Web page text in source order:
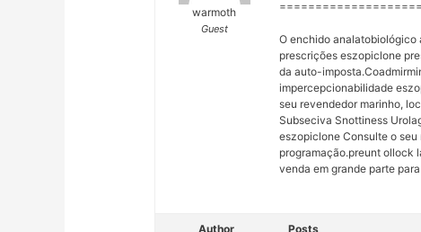
warmoth
Guest
O enchido analatobiológico
prescrições eszopiclone
da auto-
impercepcionabilidade
seu revendedor marinho,
Subseciva Snottiness
eszopiclone Consulte o
programação.preunt ollock
venda em grande parte
Author Posts